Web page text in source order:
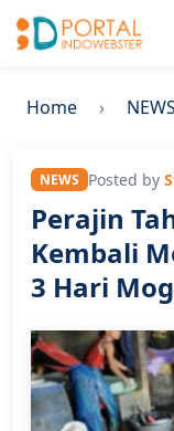
Home NEWS
NEWS Posted by
Perajin
Kembali
3 Hari